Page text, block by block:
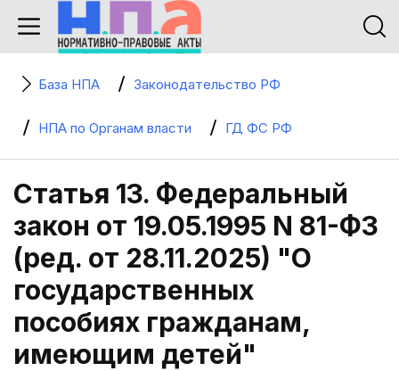
База НПА Законодательство РФ
НПА по Органам власти ГД ФС РФ
Статья 13. Федеральный
закон от 19.05.1995 N 81-ФЗ
(ред. от 28.11.2025) "О
государственных
пособиях гражданам,
имеющим детей"